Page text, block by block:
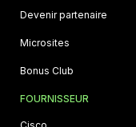
Devenir partenaire
Microsites
Bonus Club
FOURNISSEUR